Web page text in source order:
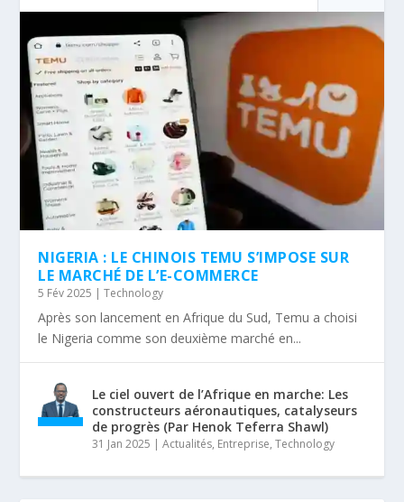
NIGERIA : LE CHINOIS TEMU S’IMPOSE SUR
LE MARCHÉ DE L’E-COMMERCE
5 Fév 2025 |Technology
Après son lancement en Afrique du Sud, Temu a choisi
le Nigeria comme son deuxième marché en...
Le ciel ouvert de l’Afrique en marche: Les
constructeurs aéronautiques, catalyseurs
de progrès (Par Henok Teferra Shawl)
31 Jan 2025 |Actualités, Entreprise,Technology